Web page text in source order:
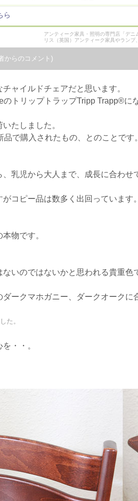
ら
アンティーク家具・照明の専門店「デ
リス（英国）アンティーク家具やラン
からのコメント)
ャイルドチェアだと思います。
トリップトラップTripp Trapp®に
たしました。
で購入されたもの、とのことです。
乳児から大人まで、成長に合わせ
コピー品は数多く出回っています。
物です。
いのではないかと思われる貴重色
ークマホガニー、ダークオークに
た。
・・。